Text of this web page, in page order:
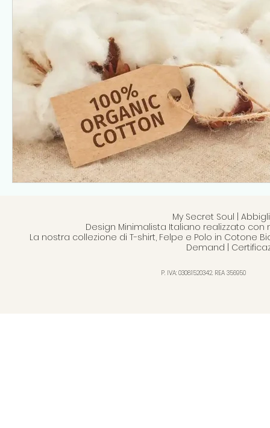
My Secret Soul |
Design Minimalista Italiano realizzato
La nostra collezione di T-shirt, Felpe e Polo in Cotone
Demand |
P. IVA: 03081520342. REA 356950